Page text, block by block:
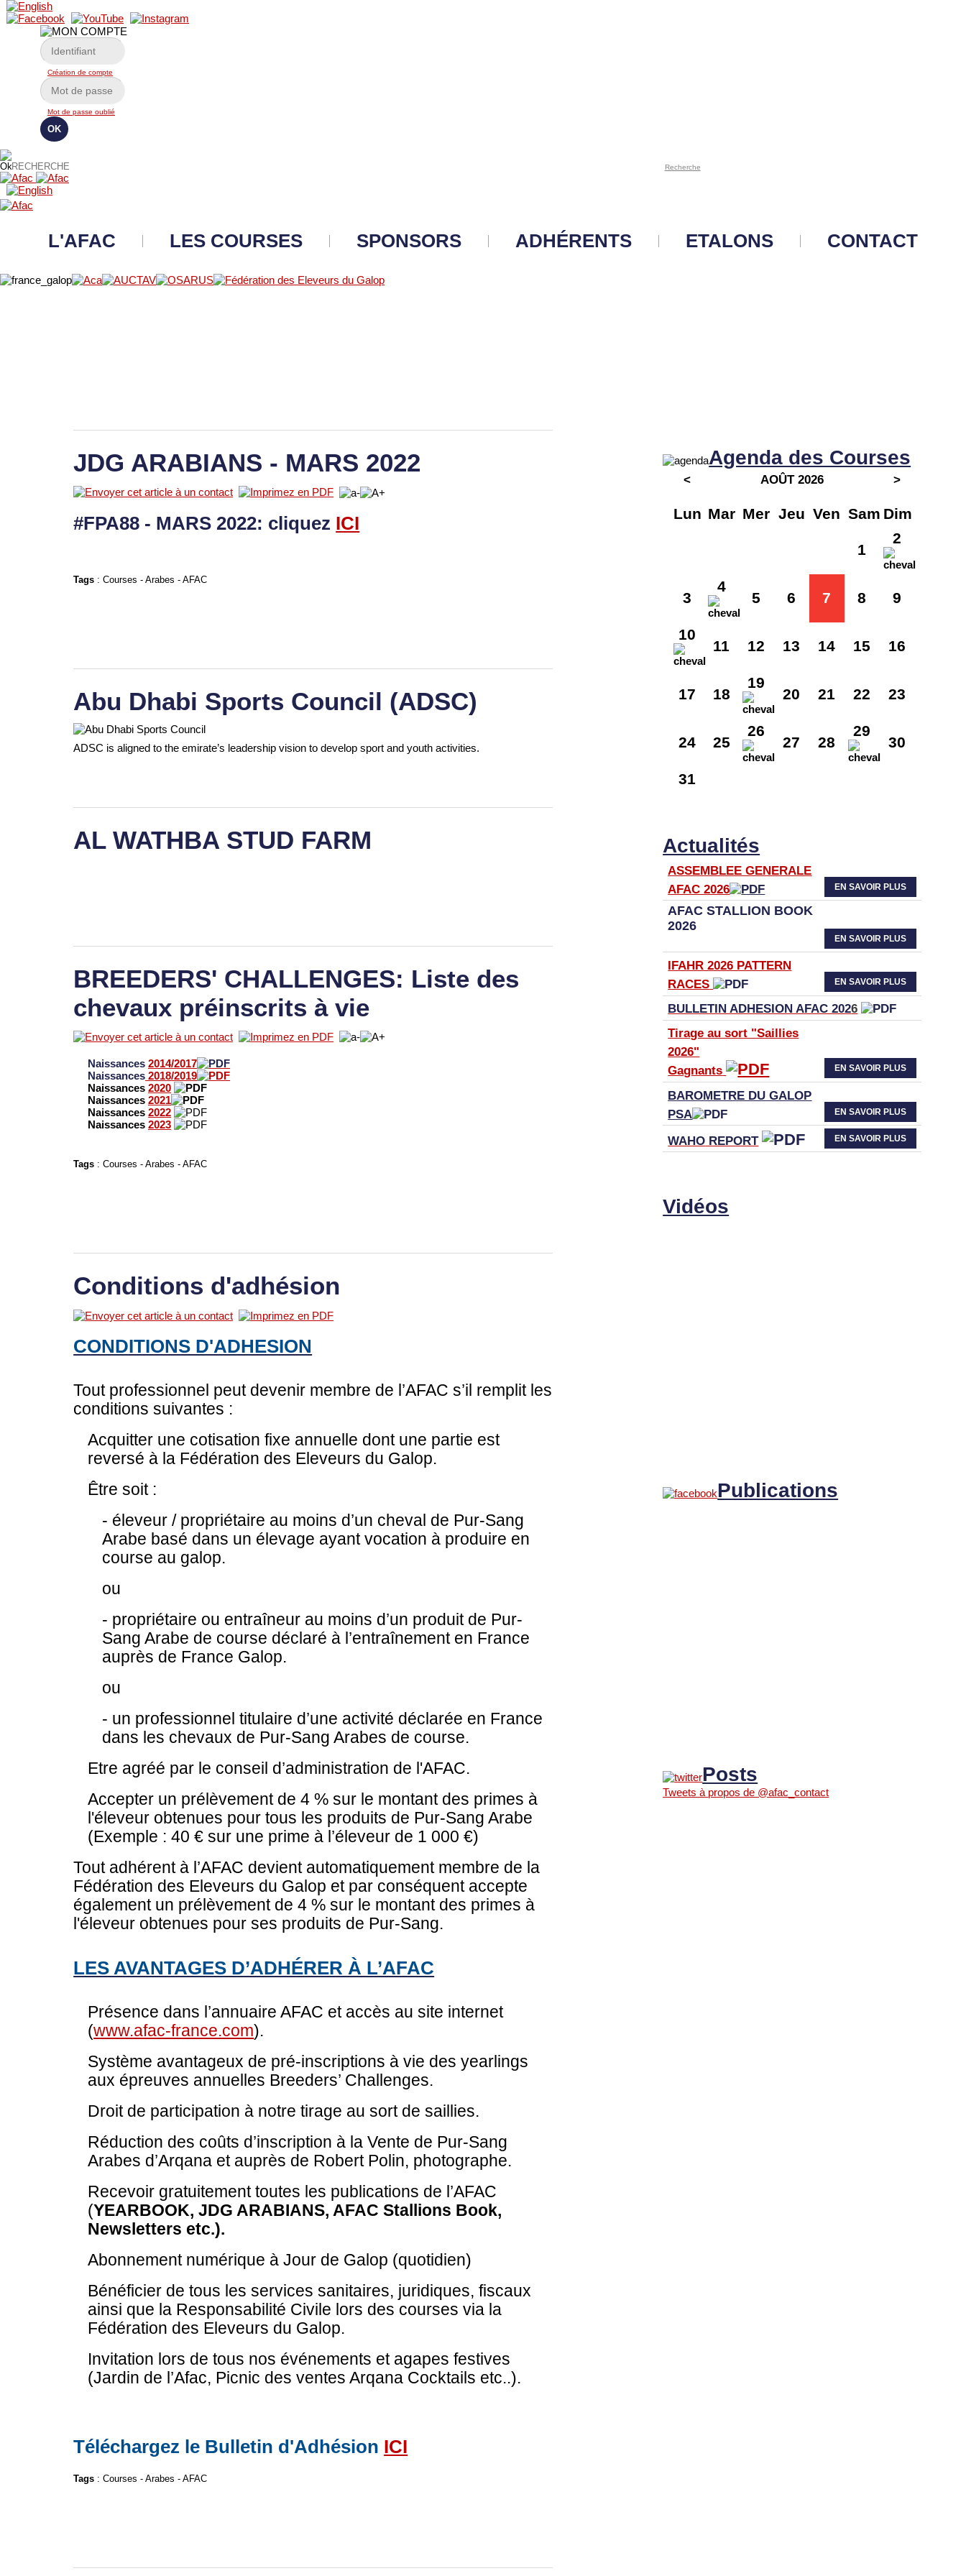
Création de compte
Mot de passe oublié
Recherche
L'AFAC LES COURSES SPONSORS ADHÉRENTS ETALONS CONTACT
JDG ARABIANS - MARS 2022
#FPA88 - MARS 2022: cliquez ICI
Tags :Courses -Arabes -AFAC
Abu Dhabi Sports Council (ADSC)
ADSC is aligned to the emirate’s leadership vision to develop sport and youth activities.
AL WATHBA STUD FARM
BREEDERS' CHALLENGES: Liste des
chevaux préinscrits à vie
Naissances2014/2017
Naissances 2018/2019
Naissances2020
Naissances2021
Naissances 2022
Naissances 2023
Tags :Courses -Arabes -AFAC
Conditions d'adhésion
CONDITIONS D'ADHESION
Tout professionnel peut devenir membre de l’AFAC s’il remplit les
conditions suivantes :
Acquitter une cotisation fixe annuelle dont une partie est
reversé à la Fédération des Eleveurs du Galop.
Être soit :
- éleveur / propriétaire au moins d’un cheval de Pur-Sang
Arabe basé dans un élevage ayant vocation à produire en
course au galop.
ou
- propriétaire ou entraîneur au moins d’un produit de Pur-
Sang Arabe de course déclaré à l’entraînement en France
auprès de France Galop.
ou
- un professionnel titulaire d’une activité déclarée en France
dans les chevaux de Pur-Sang Arabes de course.
Etre agréé par le conseil d’administration de l'AFAC.
Accepter un prélèvement de 4 % sur le montant des primes à
l'éleveur obtenues pour tous les produits de Pur-Sang Arabe
(Exemple : 40 € sur une prime à l’éleveur de 1 000 €)
Tout adhérent à l’AFAC devient automatiquement membre de la
Fédération des Eleveurs du Galop et par conséquent accepte
également un prélèvement de 4 % sur le montant des primes à
l'éleveur obtenues pour ses produits de Pur-Sang.
LES AVANTAGES D’ADHÉRER À L’AFAC
Présence dans l’annuaire AFAC et accès au site internet
(www.afac-france.com).
Système avantageux de pré-inscriptions à vie des yearlings
aux épreuves annuelles Breeders’ Challenges.
Droit de participation à notre tirage au sort de saillies.
Réduction des coûts d’inscription à la Vente de Pur-Sang
Arabes d’Arqana et auprès de Robert Polin, photographe.
Recevoir gratuitement toutes les publications de l’AFAC
(YEARBOOK, JDG ARABIANS, AFAC Stallions Book,
Newsletters etc.).
Abonnement numérique à Jour de Galop (quotidien)
Bénéficier de tous les services sanitaires, juridiques, fiscaux
ainsi que la Responsabilité Civile lors des courses via la
Fédération des Eleveurs du Galop.
Invitation lors de tous nos événements et agapes festives
(Jardin de l’Afac, Picnic des ventes Arqana Cocktails etc..).
Téléchargez le Bulletin d'Adhésion ICI
Tags :Courses -Arabes -AFAC
Agenda des Courses
< AOÛT 2026 >
Lun Mar Mer Jeu Ven Sam Dim
1
2
3
4
5 6 7 8 9
10
11 12 13 14 15 16
17 18
19
20 21 22 23
24 25
26
27 28
29
30
31
Actualités
ASSEMBLEE GENERALE
AFAC 2026
EN SAVOIR PLUS
AFAC STALLION BOOK
2026
EN SAVOIR PLUS
IFAHR 2026 PATTERN
RACES
EN SAVOIR PLUS
BULLETIN ADHESION AFAC 2026
Tirage au sort "Saillies
2026"
Gagnants
EN SAVOIR PLUS
BAROMETRE DU GALOP
PSA
EN SAVOIR PLUS
WAHO REPORT EN SAVOIR PLUS
Vidéos
Publications
Posts
Tweets à propos de @afac_contact